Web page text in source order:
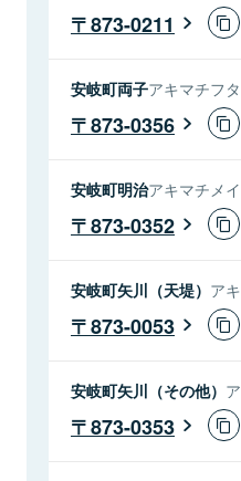
873-0211
安岐町両子アキマチフ
873-0356
安岐町明治アキマチメ
873-0352
安岐町矢川（天堤） ア
873-0053
安岐町矢川（その他）
873-0353